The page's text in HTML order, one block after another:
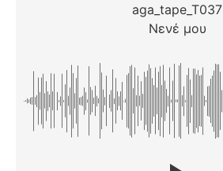
aga_tape_T037
Νενέ μου